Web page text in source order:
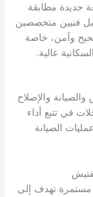
جديدة مطابقة
فنيين متخصصين
وآمن، خاصة
عالية.
والإصلاح
في تتبع أداء
الصيانة
مستمرة تهدف إلى